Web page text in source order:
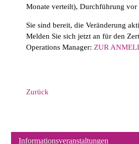
Monate verteilt), Durchführung vor
Sie sind bereit, die Veränderung
Melden Sie sich jetzt an für den
Operations Manager: ZUR
Zurück
Informationsveranstaltungen